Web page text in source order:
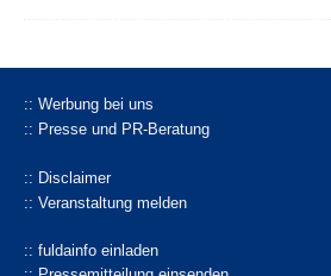
:: Werbung bei uns
:: Presse und PR-Beratung
:: Disclaimer
:: Veranstaltung melden
:: fuldainfo einladen